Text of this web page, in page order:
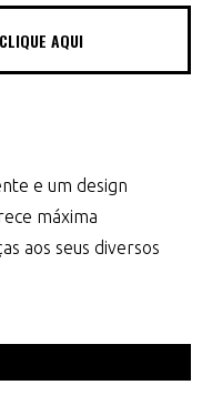
AQUI
e um design
máxima
aos seus diversos